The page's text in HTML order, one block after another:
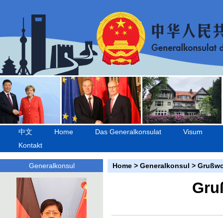
中文 Home Das Generalkonsulat
Visum
Kontakt
Generalkonsul Home > Generalkonsul >